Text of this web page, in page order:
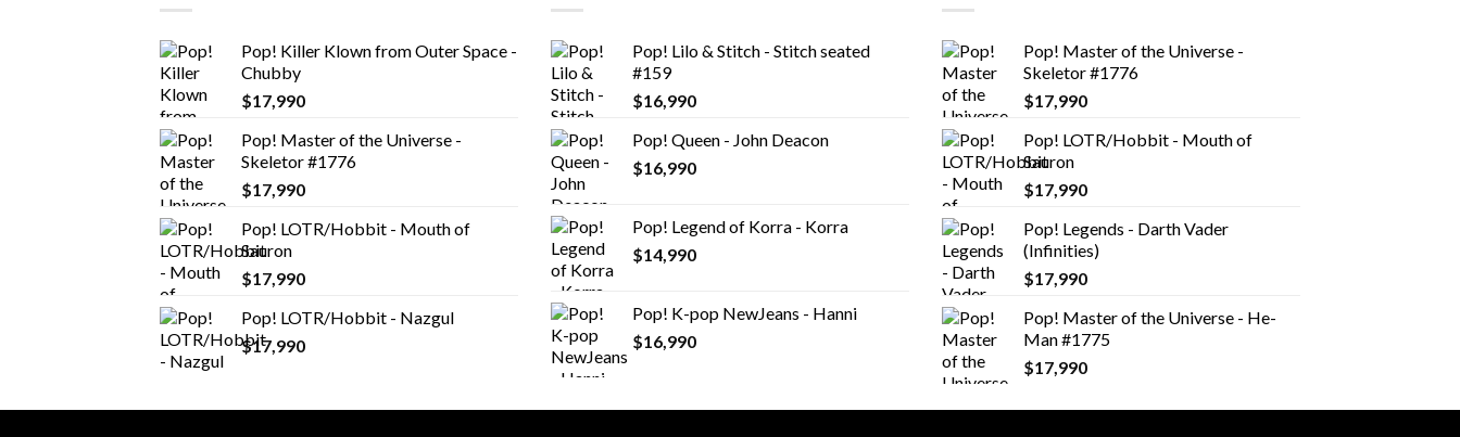
Pop! Killer Klown from Outer Space -
Chubby
$17,990
Pop! Master of the Universe -
Skeletor #1776
$17,990
Pop! LOTR/Hobbit - Mouth of
Sauron
$17,990
Pop! LOTR/Hobbit - Nazgul
$17,990
Pop! Lilo & Stitch - Stitch seated
#159
$16,990
Pop! Queen - John Deacon
$16,990
Pop! Legend of Korra - Korra
$14,990
Pop! K-pop NewJeans - Hanni
$16,990
Pop! Master of the Universe -
Skeletor #1776
$17,990
Pop! LOTR/Hobbit - Mouth of
Sauron
$17,990
Pop! Legends - Darth Vader
(Infinities)
$17,990
Pop! Master of the Universe - He-
Man #1775
$17,990